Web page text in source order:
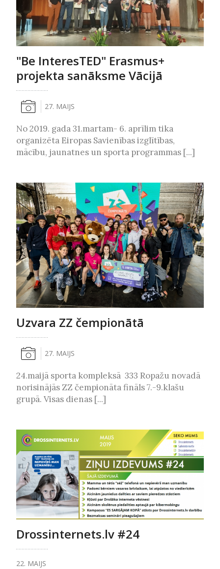
"Be InteresTED" Erasmus+
projekta sanāksme Vācijā
27. MAIJS
No 2019. gada 31.martam- 6. aprīlim tika
organizēta Eiropas Savienības izglītības,
mācību, jaunatnes un sporta programmas [...]
Uzvara ZZ čempionātā
27. MAIJS
24.maijā sporta kompleksā 333 Ropažu novadā
norisinājās ZZ čempionāta fināls 7.-9.klašu
grupā. Visas dienas [...]
Drossinternets.lv #24
22. MAIJS